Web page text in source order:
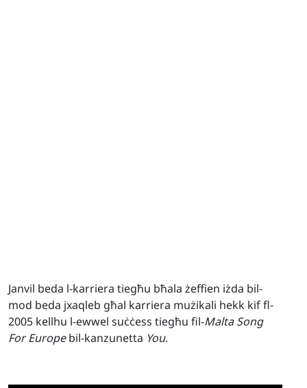
Janvil beda l-karriera tiegħu bħala żeffien iżda bil-
mod beda jxaqleb għal karriera mużikali hekk kif fl-
2005 kellhu l-ewwel suċċess tiegħu fil-Malta Song
For Europebil-kanzunetta You.